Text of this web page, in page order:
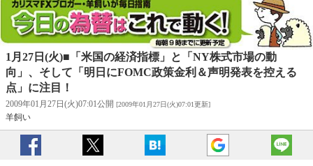
1月27日(火)■「米国の経済指標」と「NY株式市場の動
向」、そして「明日にFOMC政策金利＆声明発表を控える
点」に注目！
2009年01月27日(火)07:01公開 [2009年01月27日(火)07:01更新]
羊飼い